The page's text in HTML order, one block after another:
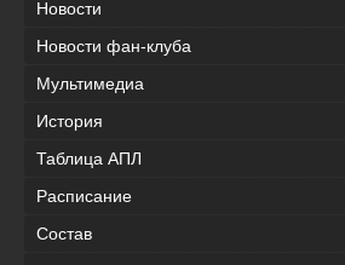
Новости
Новости фан-клуба
Мультимедиа
История
Таблица АПЛ
Расписание
Состав